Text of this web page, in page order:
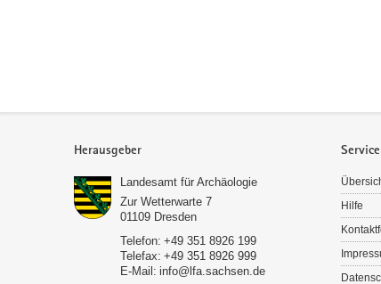
Herausgeber
Landesamt für Archäologie
Zur Wetterwarte 7
01109 Dresden
Telefon: +49 351 8926 199
Telefax: +49 351 8926 999
E-Mail: info@lfa.sachsen.de
Service
Hilfe